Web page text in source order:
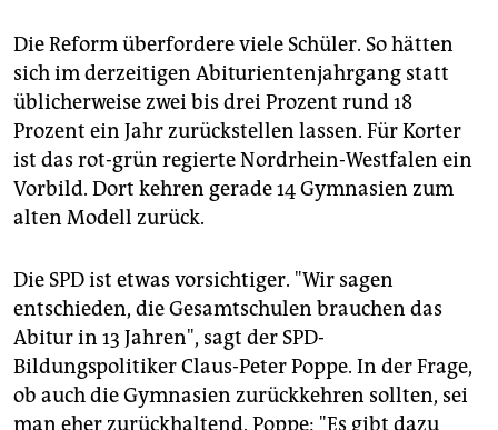
Die Reform überfordere viele Schüler. So hätten
sich im derzeitigen Abiturientenjahrgang statt
üblicherweise zwei bis drei Prozent rund 18
Prozent ein Jahr zurückstellen lassen. Für Korter
ist das rot-grün regierte Nordrhein-Westfalen ein
Vorbild. Dort kehren gerade 14 Gymnasien zum
alten Modell zurück.
Die SPD ist etwas vorsichtiger. "Wir sagen
entschieden, die Gesamtschulen brauchen das
Abitur in 13 Jahren", sagt der SPD-
Bildungspolitiker Claus-Peter Poppe. In der Frage,
ob auch die Gymnasien zurückkehren sollten, sei
man eher zurückhaltend. Poppe: "Es gibt dazu